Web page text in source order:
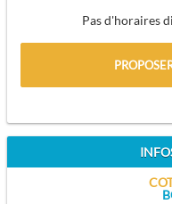
Pas d'horaires